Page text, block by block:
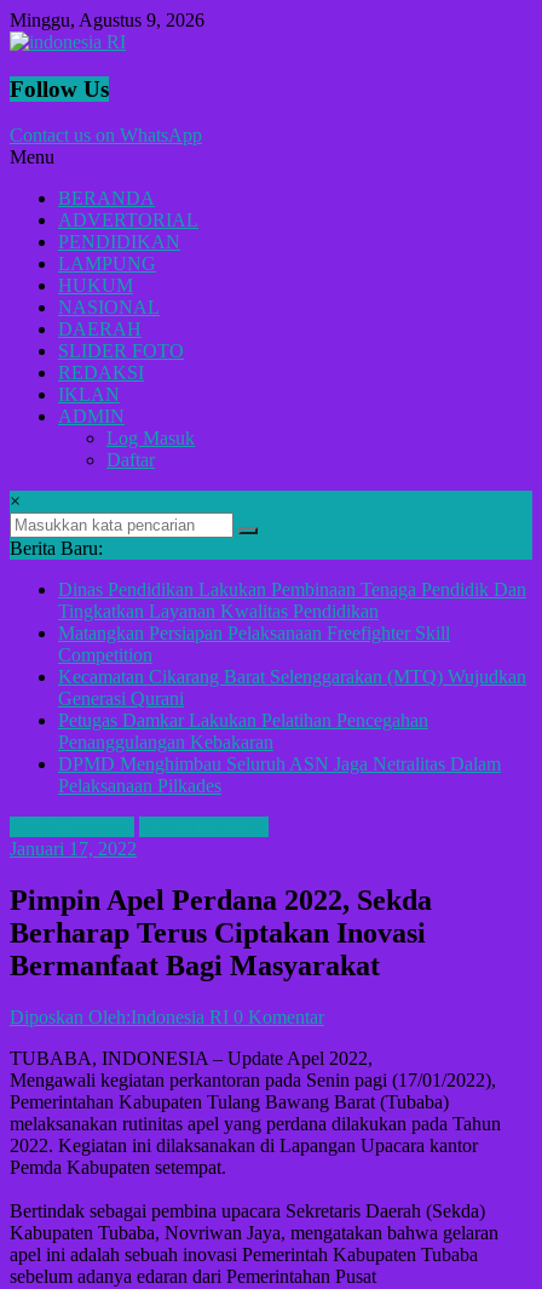
Lompat
ke
Minggu, Agustus 9, 2026
indonesia
Lugas
Menyikap
Berita,Terpercaya
Dan
Tegas
Follow Us
Contact us on WhatsApp
Menu
BERANDA
ADVERTORIAL
PENDIDIKAN
LAMPUNG
HUKUM
NASIONAL
DAERAH
SLIDER FOTO
REDAKSI
IKLAN
ADMIN
Log Masuk
Daftar
×
Berita Baru:
Dinas Pendidikan Lakukan Pembinaan Tenaga Pendidik Dan
Tingkatkan Layanan Kwalitas Pendidikan
Matangkan Persiapan Pelaksanaan Freefighter Skill
Competition
Kecamatan Cikarang Barat Selenggarakan (MTQ) Wujudkan
Generasi Qurani
Petugas Damkar Lakukan Pelatihan Pencegahan
Penanggulangan Kebakaran
DPMD Menghimbau Seluruh ASN Jaga Netralitas Dalam
Pelaksanaan Pilkades
Januari 17, 2022
Pimpin Apel Perdana 2022, Sekda
Berharap Terus Ciptakan Inovasi
Bermanfaat Bagi Masyarakat
Diposkan Oleh:Indonesia RI 0 Komentar
TUBABA, INDONESIA – Update Apel 2022,
Mengawali kegiatan perkantoran pada Senin pagi (17/01/2022),
Pemerintahan Kabupaten Tulang Bawang Barat (Tubaba)
melaksanakan rutinitas apel yang perdana dilakukan pada Tahun
2022. Kegiatan ini dilaksanakan di Lapangan Upacara kantor
Pemda Kabupaten setempat.
Bertindak sebagai pembina upacara Sekretaris Daerah (Sekda)
Kabupaten Tubaba, Novriwan Jaya, mengatakan bahwa gelaran
apel ini adalah sebuah inovasi Pemerintah Kabupaten Tubaba
sebelum adanya edaran dari Pemerintahan Pusat